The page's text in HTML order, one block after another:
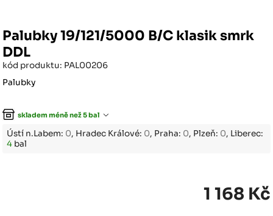
Palubky 19/121/5000 B/C klasik smrk
DDL
kód produktu: PAL00206
Palubky
skladem méně než 5 bal
Ústí n.Labem: 0, Hradec Králové: 0, Praha: 0, Plzeň: 0, Liberec:
4 bal
1 168 Kč